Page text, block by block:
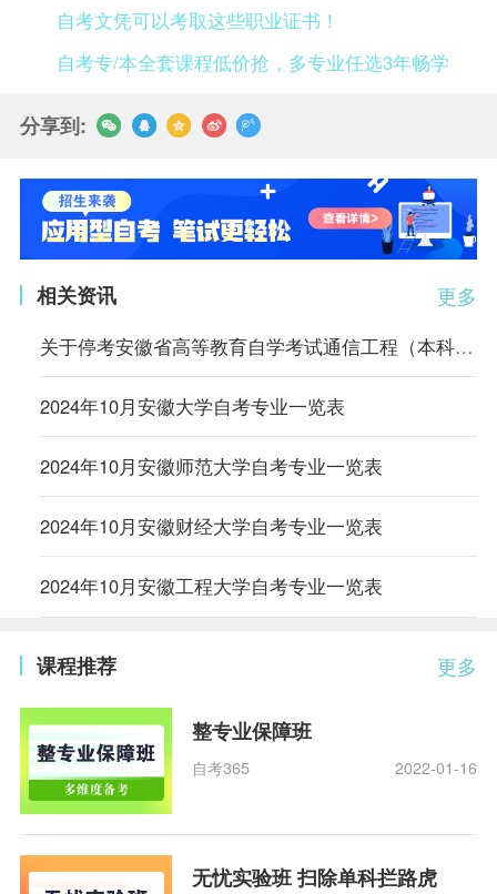
自考文凭可以考取这些职业证书！
自考专/本全套课程低价抢，多专业任选3年畅学
分享到:
更多
相关资讯
关于停考安徽省高等教育自学考试通信工程（本科）等4个专业的通知
2024年10月安徽大学自考专业一览表
2024年10月安徽师范大学自考专业一览表
2024年10月安徽财经大学自考专业一览表
2024年10月安徽工程大学自考专业一览表
更多
课程推荐
整专业保障班
自考365 2022-01-16
无忧实验班 扫除单科拦路虎